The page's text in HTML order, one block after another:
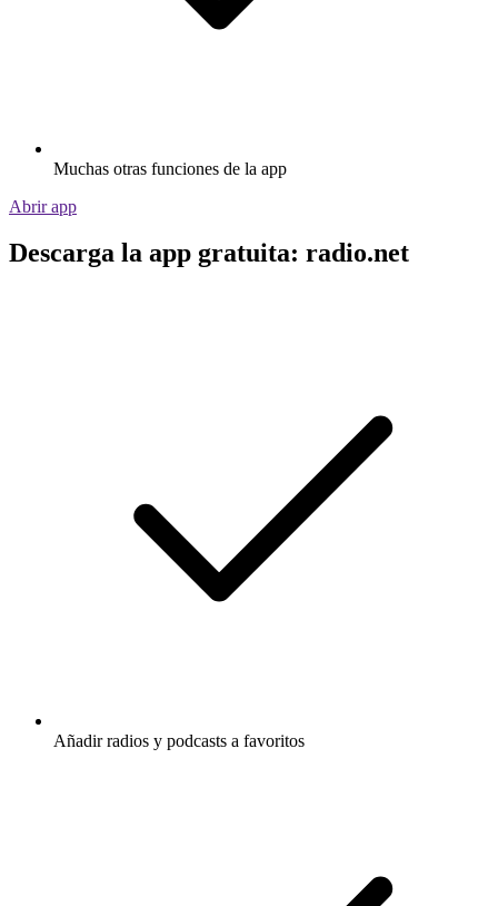
Muchas otras funciones de la app
Abrir app
Descarga la app gratuita: radio.net
Añadir radios y podcasts a favoritos